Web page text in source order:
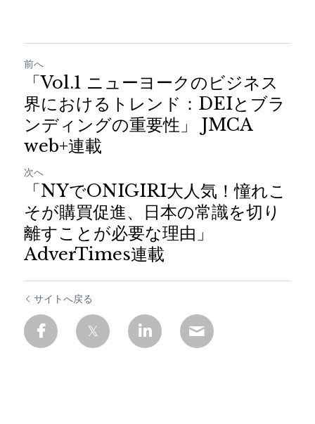
前へ
「Vol.1 ニューヨークのビジネス
界におけるトレンド：DEIとブラ
ンディングの重要性」 JMCA
web+連載
次へ
「NYでONIGIRI大人気！憧れこ
そが購買促進、日本の常識を切り
離すことが必要な理由」
AdverTimes連載
サイトへ戻る